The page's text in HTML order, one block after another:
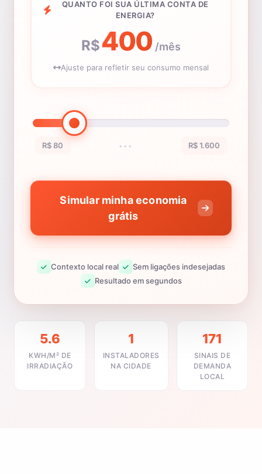
QUANTO FOI SUA ÚLTIMA CONTA DE
ENERGIA?
R$400 /mês
Ajuste para refletir seu consumo mensal
R$ 80 ••• R$ 1.600
Simular minha economia
grátis
Contexto local real
Sem ligações indesejadas
Resultado em segundos
5.6
KWH/M² DE
IRRADIAÇÃO
1
INSTALADORES
NA CIDADE
171
SINAIS DE
DEMANDA
LOCAL